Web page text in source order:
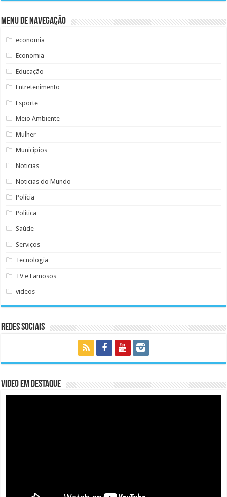
Menu de Navegação
economia
Economia
Educação
Entretenimento
Esporte
Meio Ambiente
Mulher
Municipios
Noticias
Noticias do Mundo
Polícia
Politica
Saúde
Serviços
Tecnologia
TV e Famosos
videos
Redes Sociais
Video em Destaque